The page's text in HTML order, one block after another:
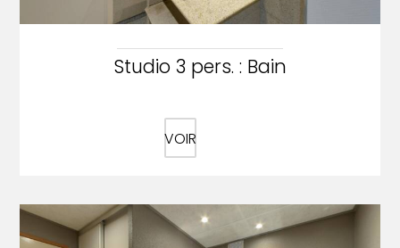
Studio 3 pers. : Bain
VOIR